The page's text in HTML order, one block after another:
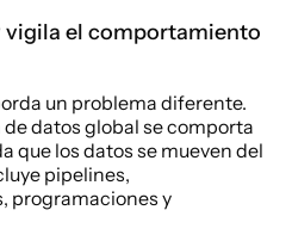
vigila el comportamiento
un problema diferente.
datos global se comporta
que los datos se mueven del
pipelines,
programaciones y